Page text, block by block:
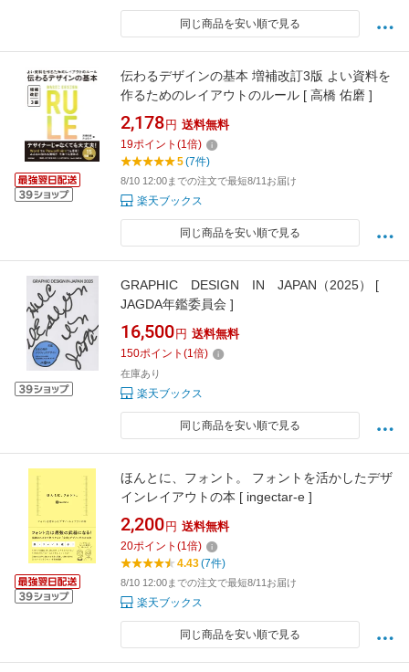
同じ商品を安い順で見る
伝わるデザインの基本 増補改訂3版 よい資料を
作るためのレイアウトのルール [ 高橋 佑磨 ]
2,178 円 送料無料
19ポイント (1倍)
5(7件)
8/10 12:00までの注文で最短8/11お届け
楽天ブックス
同じ商品を安い順で見る
GRAPHIC DESIGN IN JAPAN（2025） [
JAGDA年鑑委員会 ]
16,500 円 送料無料
150ポイント (1倍)
在庫あり
楽天ブックス
同じ商品を安い順で見る
ほんとに、フォント。 フォントを活かしたデザ
インレイアウトの本 [ ingectar-e ]
2,200 円 送料無料
20ポイント (1倍)
4.43(7件)
8/10 12:00までの注文で最短8/11お届け
楽天ブックス
同じ商品を安い順で見る